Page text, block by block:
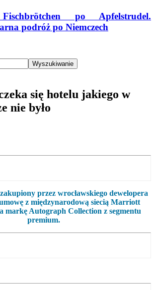
po Apfelstrudel.
podróż po Niemczech
się hotelu jakiego w
nie było
przez wrocławskiego dewelopera
z międzynarodową siecią Marriott
markę Autograph Collection z segmentu
premium.